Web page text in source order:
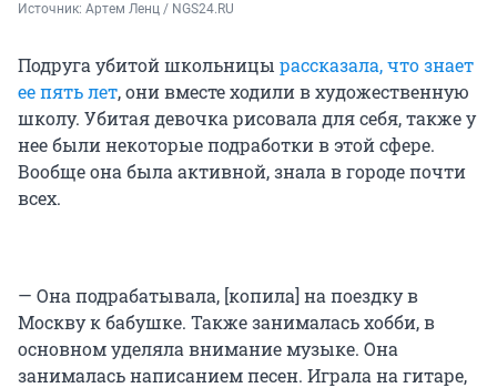
Источник: Артем Ленц / NGS24.RU
Подруга убитой школьницы рассказала, что знает
ее пять лет, они вместе ходили в художественную
школу. Убитая девочка рисовала для себя, также у
нее были некоторые подработки в этой сфере.
Вообще она была активной, знала в городе почти
всех.
— Она подрабатывала, [копила] на поездку в
Москву к бабушке. Также занималась хобби, в
основном уделяла внимание музыке. Она
занималась написанием песен. Играла на гитаре,